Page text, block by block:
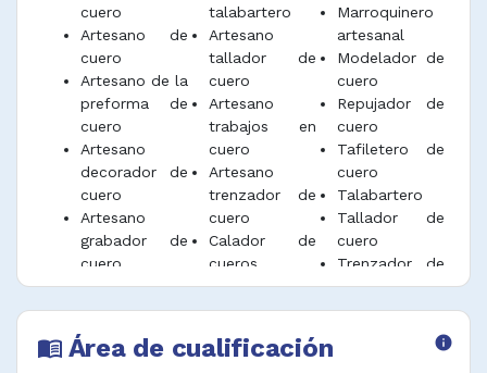
cuero
Artesano de
cuero
Artesano de la
preforma de
cuero
Artesano
decorador de
cuero
Artesano
grabador de
cuero
Artesano
marroquinero
Artesano
repujador de
talabartero
Artesano
tallador de
cuero
Artesano
trabajos en
cuero
Artesano
trenzador de
cuero
Calador de
cueros
Decorador de
artículos en
Marroquinero
artesanal
Modelador de
cuero
Repujador de
cuero
Tafiletero de
cuero
Talabartero
Tallador de
cuero
Trenzador de
cuero crudo
menu_book Área de cualificación info